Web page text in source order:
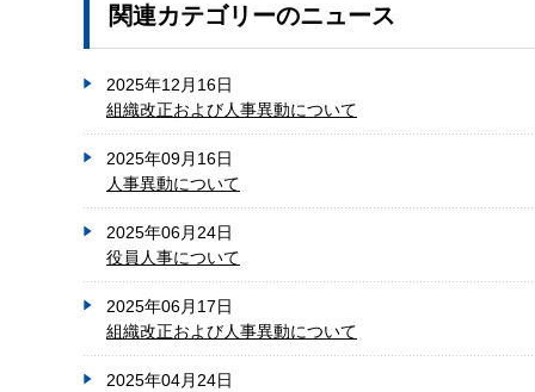
関連カテゴリーのニュース
2025年12月16日
組織改正および人事異動について
2025年09月16日
人事異動について
2025年06月24日
役員人事について
2025年06月17日
組織改正および人事異動について
2025年04月24日